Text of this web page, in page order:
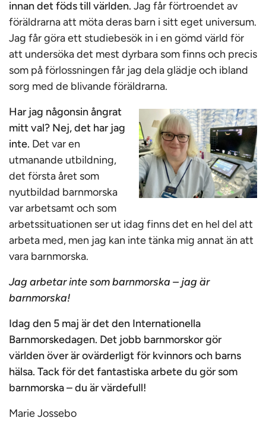
innan det föds till världen. Jag får förtroendet av
föräldrarna att möta deras barn i sitt eget universum.
Jag får göra ett studiebesök in i en gömd värld för
att undersöka det mest dyrbara som finns och precis
som på förlossningen får jag dela glädje och ibland
sorg med de blivande föräldrarna.
Har jag någonsin ångrat
mitt val? Nej, det har jag
inte. Det var en
utmanande utbildning,
det första året som
nyutbildad barnmorska
var arbetsamt och som
arbetssituationen ser ut idag finns det en hel del att
arbeta med, men jag kan inte tänka mig annat än att
vara barnmorska.
Jag arbetar inte som barnmorska – jag är
barnmorska!
Idag den 5 maj är det den Internationella
Barnmorskedagen. Det jobb barnmorskor gör
världen över är ovärderligt för kvinnors och barns
hälsa. Tack för det fantastiska arbete du gör som
barnmorska – du är värdefull!
Marie Jossebo